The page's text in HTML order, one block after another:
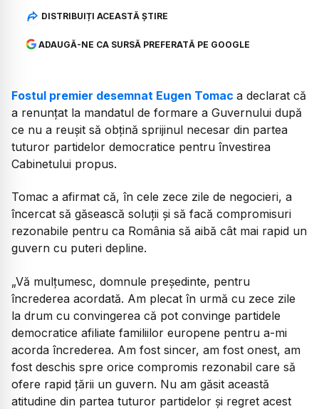
DISTRIBUIȚI ACEASTĂ ȘTIRE
ADAUGĂ-NE CA SURSĂ PREFERATĂ PE GOOGLE
Fostul premier desemnat Eugen Tomac a declarat că
a renunțat la mandatul de formare a Guvernului după
ce nu a reușit să obțină sprijinul necesar din partea
tuturor partidelor democratice pentru învestirea
Cabinetului propus.
Tomac a afirmat că, în cele zece zile de negocieri, a
încercat să găsească soluții și să facă compromisuri
rezonabile pentru ca România să aibă cât mai rapid un
guvern cu puteri depline.
„Vă mulțumesc, domnule președinte, pentru
încrederea acordată. Am plecat în urmă cu zece zile
la drum cu convingerea că pot convinge partidele
democratice afiliate familiilor europene pentru a-mi
acorda încrederea. Am fost sincer, am fost onest, am
fost deschis spre orice compromis rezonabil care să
ofere rapid țării un guvern. Nu am găsit această
atitudine din partea tuturor partidelor și regret acest